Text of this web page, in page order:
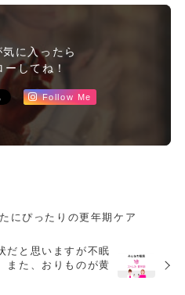
に入ったら
ーしてね！
Follow Me
にぴったりの更年期ケア
だと思いますが不眠
また、おりものが黄